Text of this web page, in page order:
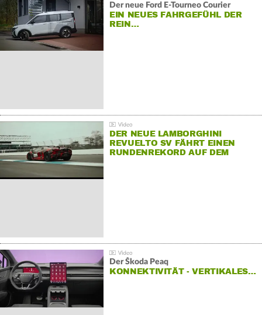
Der neue Ford E-Tourneo Courier
EIN NEUES FAHRGEFÜHL DER
REIN…
DER NEUE LAMBORGHINI
REVUELTO SV FÄHRT EINEN
RUNDENREKORD AUF DEM
Der Škoda Peaq
KONNEKTIVITÄT - VERTIKALES…